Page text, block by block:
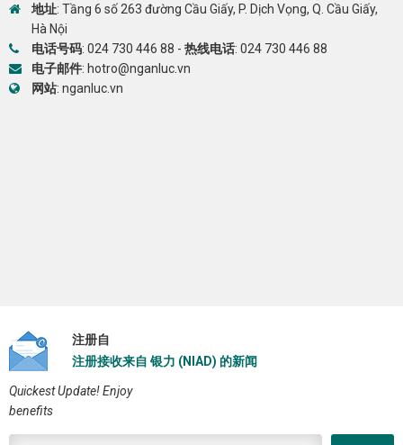
地址: Tầng 6 số 263 đường Cầu Giấy, P. Dịch Vọng, Q. Cầu Giấy,
Hà Nội
电话号码: 024 730 446 88 - 热线电话: 024 730 446 88
电子邮件: hotro@nganluc.vn
网站: nganluc.vn
注册自
注册接收来自 银力 (NIAD) 的新闻
Quickest Update! Enjoy
benefits